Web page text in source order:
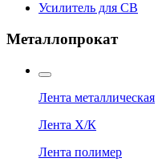
Усилитель для СВ
Металлопрокат
Лента металлическая
Лента Х/К
Лента полимер